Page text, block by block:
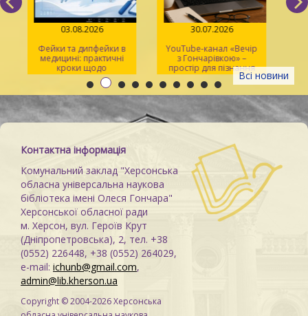
Всі новини
03.08.2026
Фейки та дипфейки в
медицині: практичні
кроки щодо
розпізнавання
30.07.2026
YouTube-канал «Вечір
з Гончарівкою» –
простір для пізнання
та натхнення
Контактна інформація
Комунальний заклад "Херсонська
обласна універсальна наукова
бібліотека імені Олеся Гончара"
Херсонської обласної ради
м. Херсон, вул. Героїв Крут
(Дніпропетровська), 2, тел. +38
(0552) 226448, +38 (0552) 264029,
e-mail: ichunb@gmail.com,
admin@lib.kherson.ua
Copyright © 2004-2026 Херсонська